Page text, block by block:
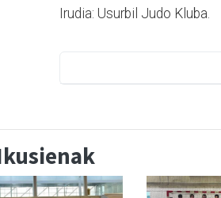
Irudia: Usurbil Judo Kluba.